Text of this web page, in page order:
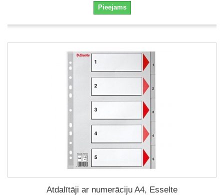
Pieejams
Atdalītāji ar numerāciju A4, Esselte